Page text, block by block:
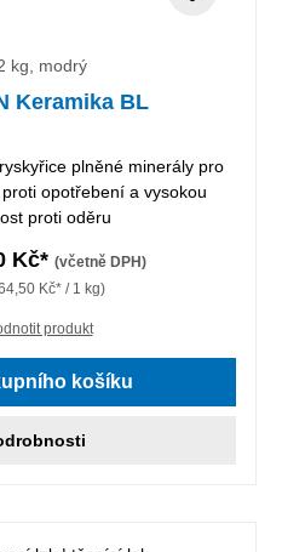
kg, modrý
Keramika BL
plněné minerály pro
opotřebení a vysokou
proti oděru
Kč* (včetně DPH)
Kč* / 1 kg)
produkt
košíku